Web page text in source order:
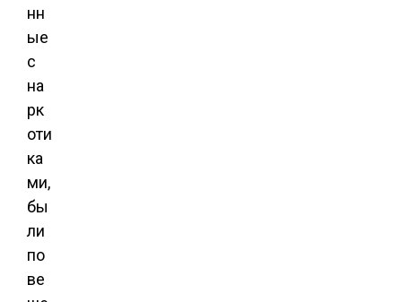
нн
ые
с
на
рк
оти
ка
ми,
бы
ли
по
ве